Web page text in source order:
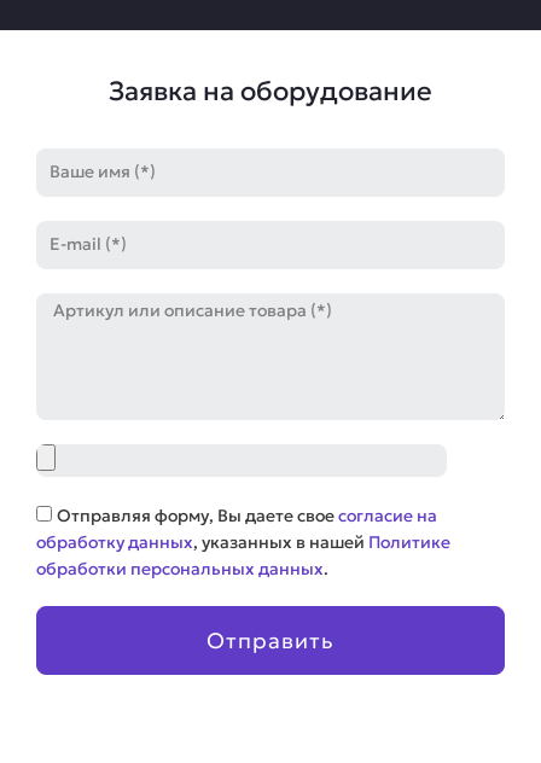
Заявка на оборудование
mail
Артикул
Файл
Соглашение
Отправляя форму, Вы даете своесогласие на
обработку данных, указанных в нашей Политике
обработки персональных данных.
Отправить